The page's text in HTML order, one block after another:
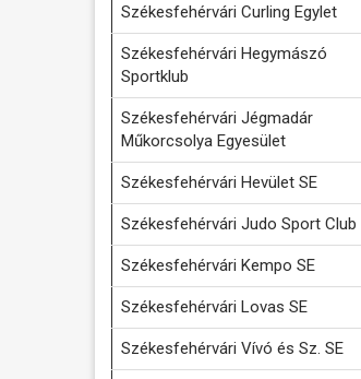
Székesfehérvári Curling Egylet
Székesfehérvári Hegymászó
Sportklub
Székesfehérvári Jégmadár
Műkorcsolya Egyesület
Székesfehérvári Hevület SE
Székesfehérvári Judo Sport Club
Székesfehérvári Kempo SE
Székesfehérvári Lovas SE
Székesfehérvári Vívó és Sz. SE